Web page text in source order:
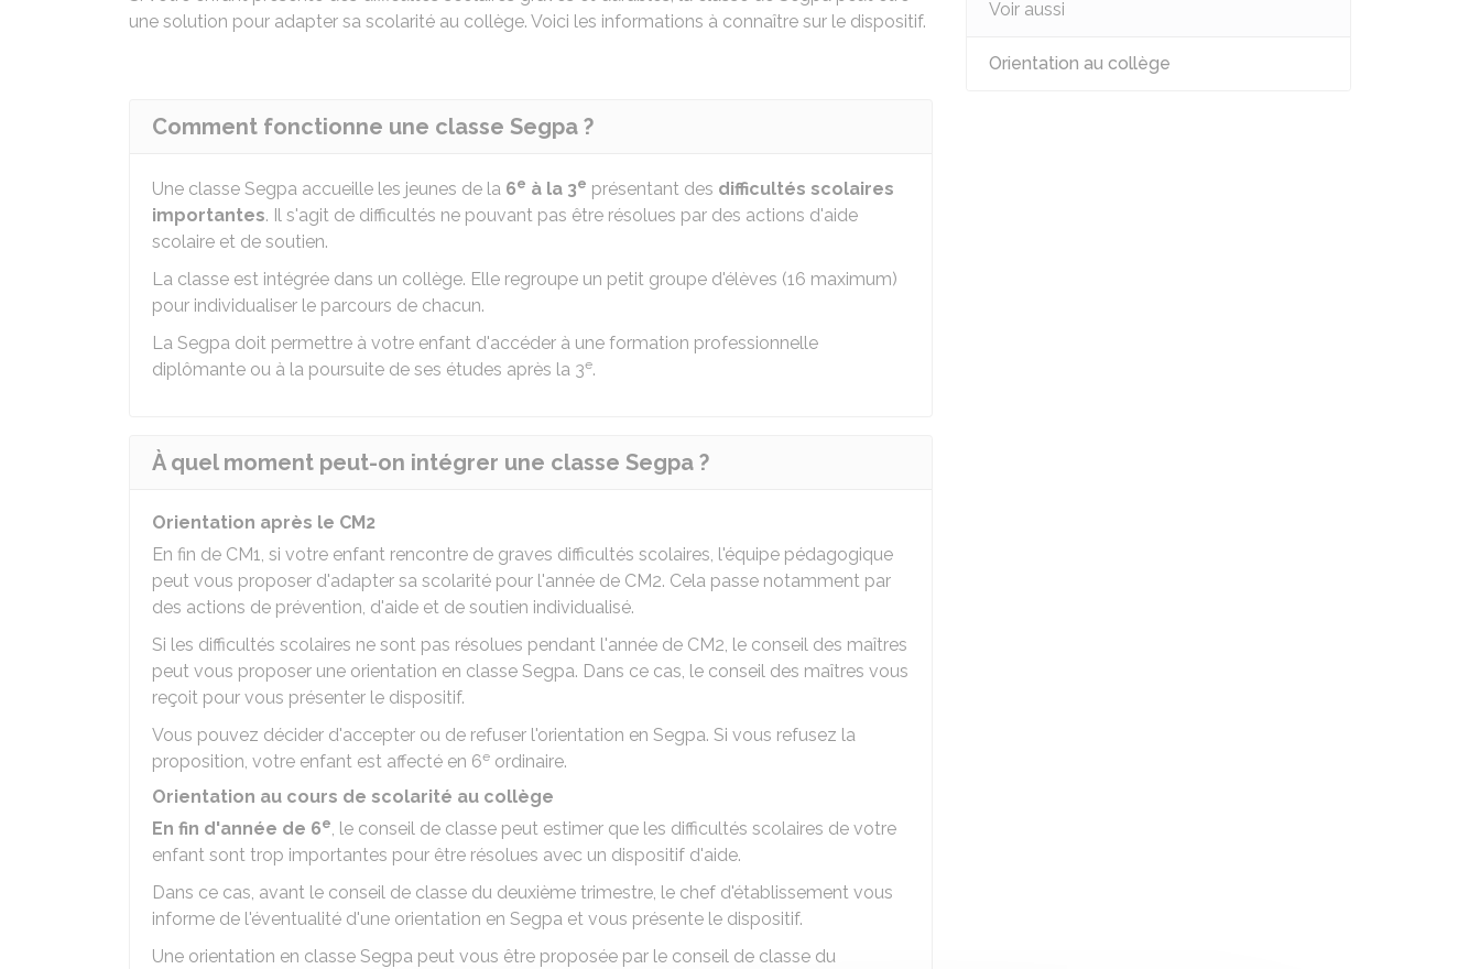
une solution pour adapter sa scolarité au collège. Voici les informations à connaître sur le dispositif.
Comment fonctionne une classe Segpa ?
Une classe Segpa accueille les jeunes de la 6e à la 3e présentant des difficultés scolaires
importantes. Il s'agit de difficultés ne pouvant pas être résolues par des actions d'aide
scolaire et de soutien.
La classe est intégrée dans un collège. Elle regroupe un petit groupe d'élèves (16 maximum)
pour individualiser le parcours de chacun.
La Segpa doit permettre à votre enfant d'accéder à une formation professionnelle
diplômante ou à la poursuite de ses études après la 3e.
À quel moment peut-on intégrer une classe Segpa ?
Orientation après le CM2
En fin de CM1, si votre enfant rencontre de graves difficultés scolaires, l'équipe pédagogique
peut vous proposer d'adapter sa scolarité pour l'année de CM2. Cela passe notamment par
des actions de prévention, d'aide et de soutien individualisé.
Si les difficultés scolaires ne sont pas résolues pendant l'année de CM2, le conseil des maîtres
peut vous proposer une orientation en classe Segpa. Dans ce cas, le conseil des maîtres vous
reçoit pour vous présenter le dispositif.
Vous pouvez décider d'accepter ou de refuser l'orientation en Segpa. Si vous refusez la
proposition, votre enfant est affecté en 6e ordinaire.
Orientation au cours de scolarité au collège
En fin d'année de 6e, le conseil de classe peut estimer que les difficultés scolaires de votre
enfant sont trop importantes pour être résolues avec un dispositif d'aide.
Dans ce cas, avant le conseil de classe du deuxième trimestre, le chef d'établissement vous
informe de l'éventualité d'une orientation en Segpa et vous présente le dispositif.
Une orientation en classe Segpa peut vous être proposée par le conseil de classe du
Voir aussi
Orientation au collège